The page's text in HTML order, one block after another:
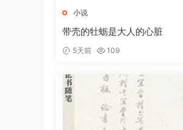
小说
带壳的牡蛎是大人的心脏
5天前 109